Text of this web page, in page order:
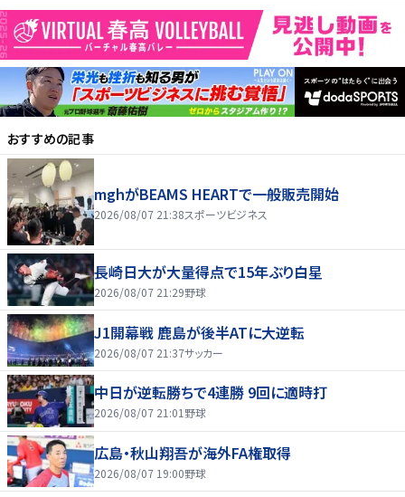
おすすめの記事
mghがBEAMS HEARTで一般販売開始
2026/08/07 21:38スポーツビジネス
長崎日大が大量得点で15年ぶり白星
2026/08/07 21:29野球
J1開幕戦 鹿島が後半ATに大逆転
2026/08/07 21:37サッカー
中日が逆転勝ちで4連勝 9回に適時打
2026/08/07 21:01 野球
広島・秋山翔吾が海外FA権取得
2026/08/07 19:00野球